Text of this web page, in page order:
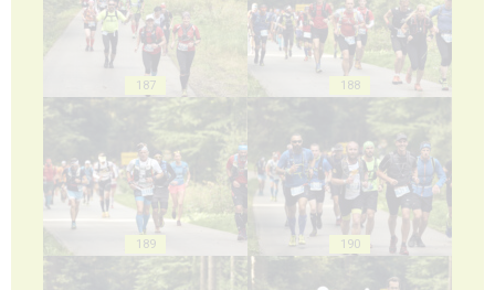
187 188
189 190